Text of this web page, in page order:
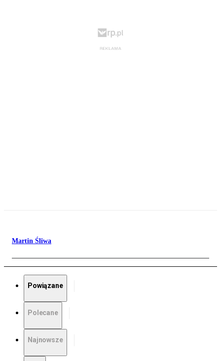
Martin Śliwa
Powiązane
Polecane
Najnowsze